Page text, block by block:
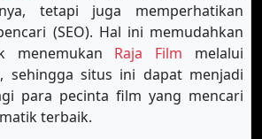
tetapi juga memperhatikan
(SEO). Hal ini memudahkan
menemukan Raja Film melalui
sehingga situs ini dapat menjadi
para pecinta film yang mencari
terbaik.